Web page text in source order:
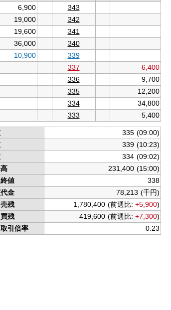
6,900
343
19,000
342
19,600
341
36,000
340
10,900
339
337
6,400
336
9,700
335
12,200
334
34,800
333
5,400
335 (09:00)
339 (10:23)
334 (09:02)
231,400 (15:00)
値
338
金
78,213 (千円)
残
1,780,400 (前週比: +5,900)
残
419,600 (前週比: +7,300)
引倍率
0.23